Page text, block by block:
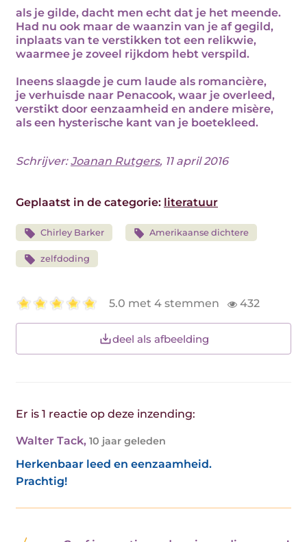
als je gilde, dacht men echt dat je het meende.
Had nu ook maar de waanzin van je af gegild,
inplaats van te verstikken tot een relikwie,
waarmee je zoveel rijkdom hebt verspild.
Ineens slaagde je cum laude als romancière,
je verhuisde naar Penacook, waar je overleed,
verstikt door eenzaamheid en andere misère,
als een hysterische kant van je boetekleed.
Schrijver:Joanan Rutgers, 11 april 2016
Geplaatst in de categorie: literatuur
Chirley Barker Amerikaanse dichtere
zelfdoding
5.0 met 4 stemmen 432
deel als afbeelding
Er is 1 reactie op deze inzending:
Walter Tack, 10 jaar geleden
Herkenbaar leed en eenzaamheid.
Prachtig!